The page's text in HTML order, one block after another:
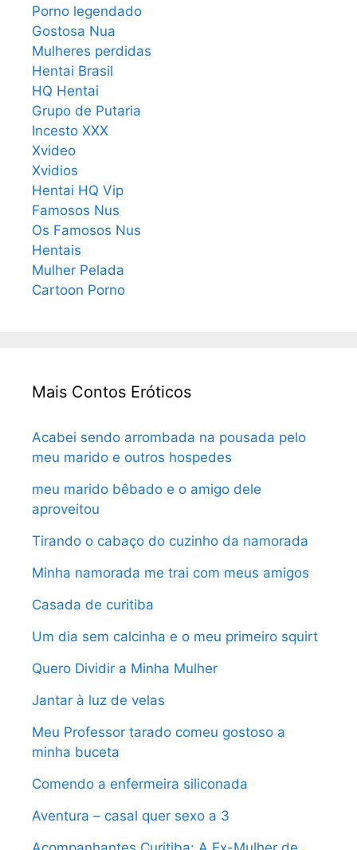
Porno legendado
Gostosa Nua
Mulheres perdidas
Hentai Brasil
HQ Hentai
Grupo de Putaria
Incesto XXX
Xvideo
Xvidios
Hentai HQ Vip
Famosos Nus
Os Famosos Nus
Hentais
Mulher Pelada
Cartoon Porno
Mais Contos Eróticos
Acabei sendo arrombada na pousada pelo
meu marido e outros hospedes
meu marido bêbado e o amigo dele
aproveitou
Tirando o cabaço do cuzinho da namorada
Minha namorada me trai com meus amigos
Casada de curitiba
Um dia sem calcinha e o meu primeiro squirt
Quero Dividir a Minha Mulher
Jantar à luz de velas
Meu Professor tarado comeu gostoso a
minha buceta
Comendo a enfermeira siliconada
Aventura – casal quer sexo a 3